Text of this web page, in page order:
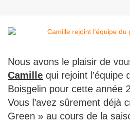
Nous avons le plaisir de
Camille qui rejoint l’équipe
Boisgelin pour cette année
Vous l’avez sûrement déjà
Green » au cours de la